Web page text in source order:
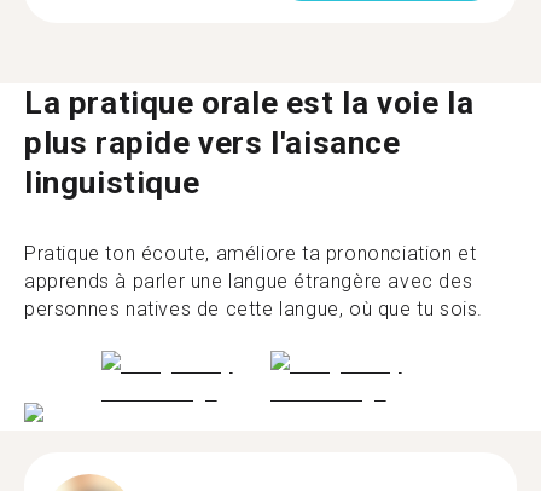
La pratique orale est la voie la
plus rapide vers l'aisance
linguistique
Pratique ton écoute, améliore ta prononciation et
apprends à parler une langue étrangère avec des
personnes natives de cette langue, où que tu sois.